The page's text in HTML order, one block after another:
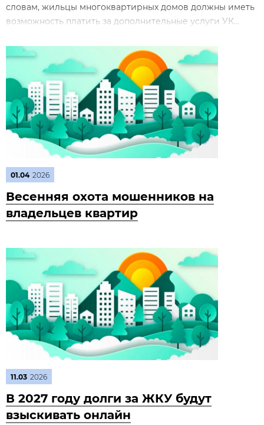
словам, жильцы многоквартирных домов должны иметь
возможность платить за дополнительные услуги УК...
01.04 2026
Весенняя охота мошенников на
владельцев квартир
11.03 2026
В 2027 году долги за ЖКУ будут
взыскивать онлайн